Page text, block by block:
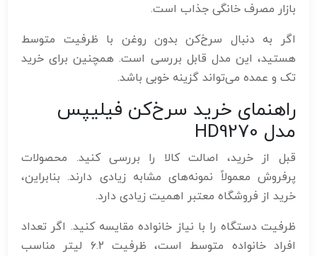
بازار مصرف خانگی جذاب است.
اگر به دنبال سرخ‌کن بدون روغن با ظرفیت متوسط
هستید، این مدل قابل بررسی است. همچنین برای خرید
تک و عمده می‌تواند گزینه خوبی باشد.
راهنمای خرید سرخ‌کن فیلیپس
مدل HD9270
قبل از خرید، اصالت کالا را بررسی کنید. محصولات
پرفروش معمولاً نمونه‌های مشابه زیادی دارند. بنابراین،
خرید از فروشگاه معتبر اهمیت زیادی دارد.
ظرفیت دستگاه را با نیاز خانواده مقایسه کنید. اگر تعداد
افراد خانواده متوسط است، ظرفیت ۶.۲ لیتر مناسب